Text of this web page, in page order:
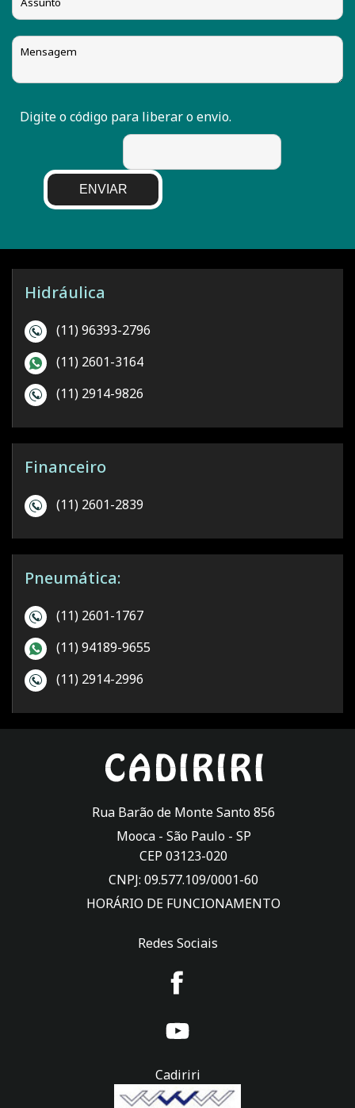
Digite o código para liberar o envio.
ENVIAR
Hidráulica
(11) 96393-2796
(11) 2601-3164
(11) 2914-9826
Financeiro
(11) 2601-2839
Pneumática:
(11) 2601-1767
(11) 94189-9655
(11) 2914-2996
Rua Barão de Monte Santo 856
Mooca - São Paulo- SP
CEP 03123-020
CNPJ: 09.577.109/0001-60
HORÁRIO DE FUNCIONAMENTO
Redes Sociais
Cadiriri